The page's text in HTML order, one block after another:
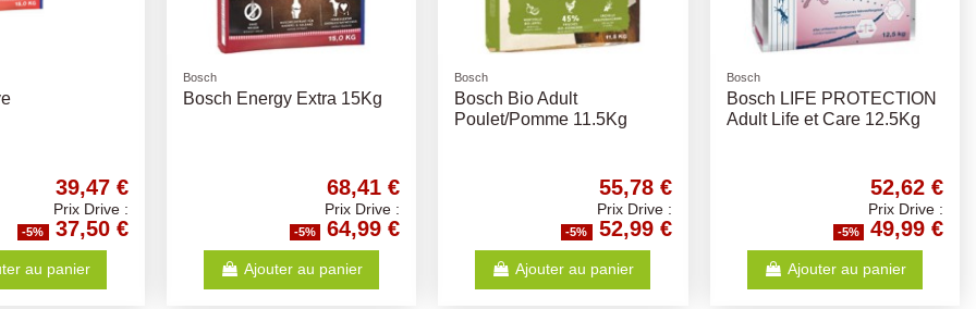
39,47 €
Prix Drive :
-5% 37,50 €
au panier
Bosch
Bosch Energy Extra 15Kg
68,41 €
Prix Drive :
-5% 64,99 €
Ajouter au panier
Bosch
Bosch Bio Adult
Poulet/Pomme 11.5Kg
55,78 €
Prix Drive :
-5% 52,99 €
Ajouter au panier
Bosch
Bosch LIFE PROTECTION
Adult Life et Care 12.5Kg
52,62 €
Prix Drive :
-5% 49,99 €
Ajouter au panier